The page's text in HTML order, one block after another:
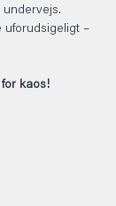
undervejs.
uforudsigeligt –
kaos!